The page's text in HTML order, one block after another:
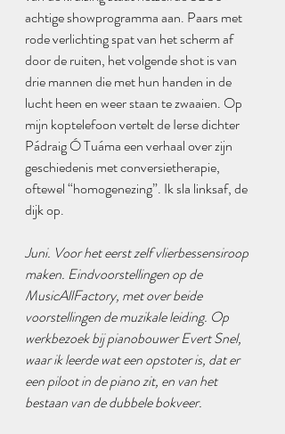
achtige showprogramma aan. Paars met
rode verlichting spat van het scherm af
door de ruiten, het volgende shot is van
drie mannen die met hun handen in de
lucht heen en weer staan te zwaaien. Op
mijn koptelefoon vertelt de Ierse dichter
Pádraig Ó Tuáma een verhaal over zijn
geschiedenis met conversietherapie,
oftewel “homogenezing”. Ik sla linksaf, de
dijk op.
Juni. Voor het eerst zelf vlierbessensiroop
maken. Eindvoorstellingen op de
MusicAllFactory, met over beide
voorstellingen de muzikale leiding. Op
werkbezoek bij pianobouwer Evert Snel,
waar ik leerde wat een opstoter is, dat er
een piloot in de piano zit, en van het
bestaan van de dubbele bokveer.